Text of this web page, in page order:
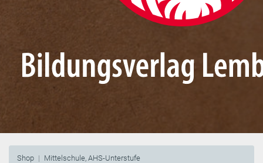
Shop
Mittelschule, AHS-Unterstufe